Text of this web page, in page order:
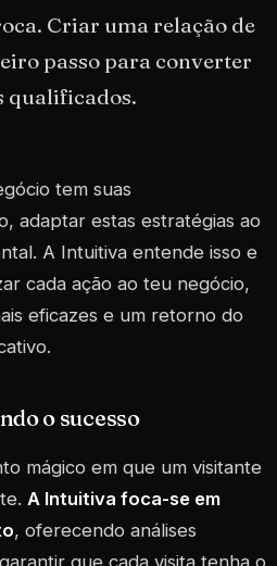
Criar uma relação de
passo para converter
qualificados.
tem suas
adaptar estas estratégias ao
A Intuitiva entende isso e
cada ação ao teu negócio,
eficazes e um retorno do
o sucesso
mágico em que um visitante
A Intuitiva foca-se em
, oferecendo análises
que cada visita tenha o